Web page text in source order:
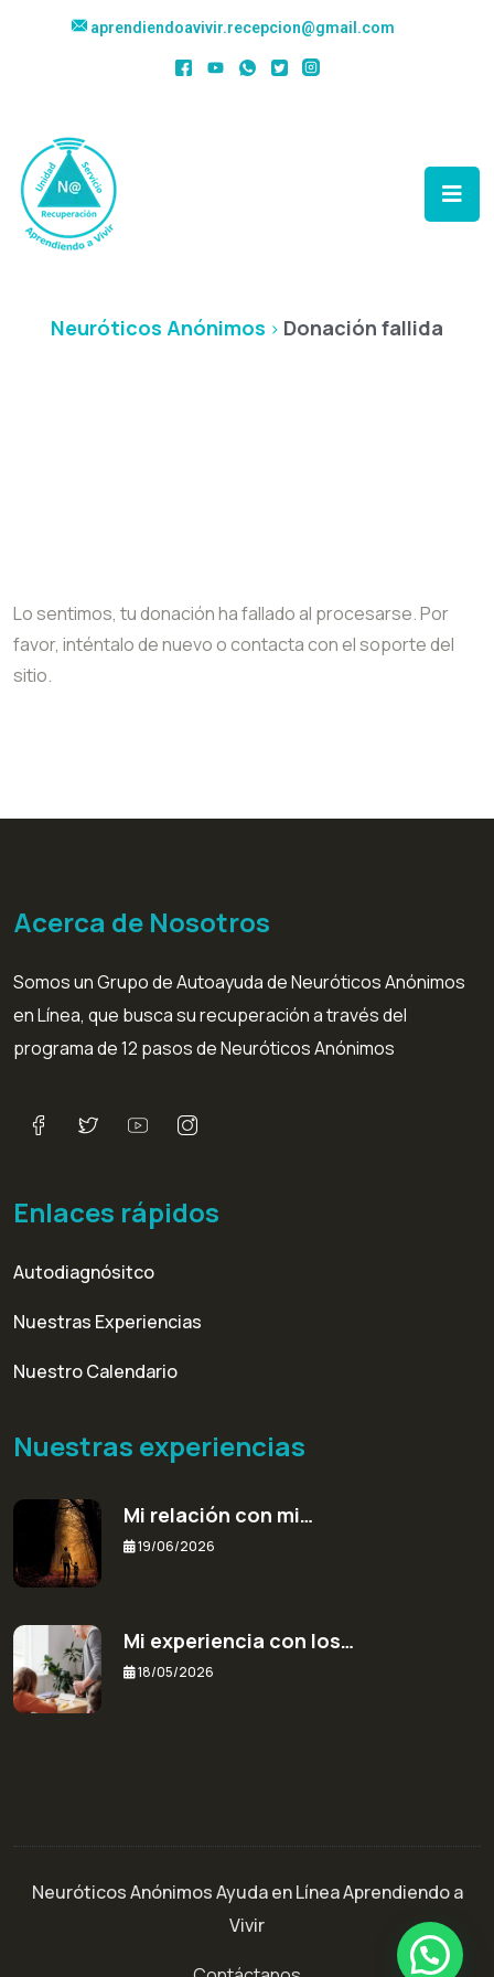
aprendiendoavivir.recepcion@gmail.com
Neuróticos Anónimos > Donación fallida
Lo sentimos, tu donación ha fallado al procesarse. Por
favor, inténtalo de nuevo o contacta con el soporte del
sitio.
Acerca de Nosotros
Somos un Grupo de Autoayuda de Neuróticos Anónimos
en Línea, que busca su recuperación a través del
programa de 12 pasos de Neuróticos Anónimos
Enlaces rápidos
Autodiagnósitco
Nuestras Experiencias
Nuestro Calendario
Nuestras experiencias
Mi relación con mi…
19/06/2026
Mi experiencia con los…
18/05/2026
Neuróticos Anónimos Ayuda en Línea Aprendiendo a
Vivir